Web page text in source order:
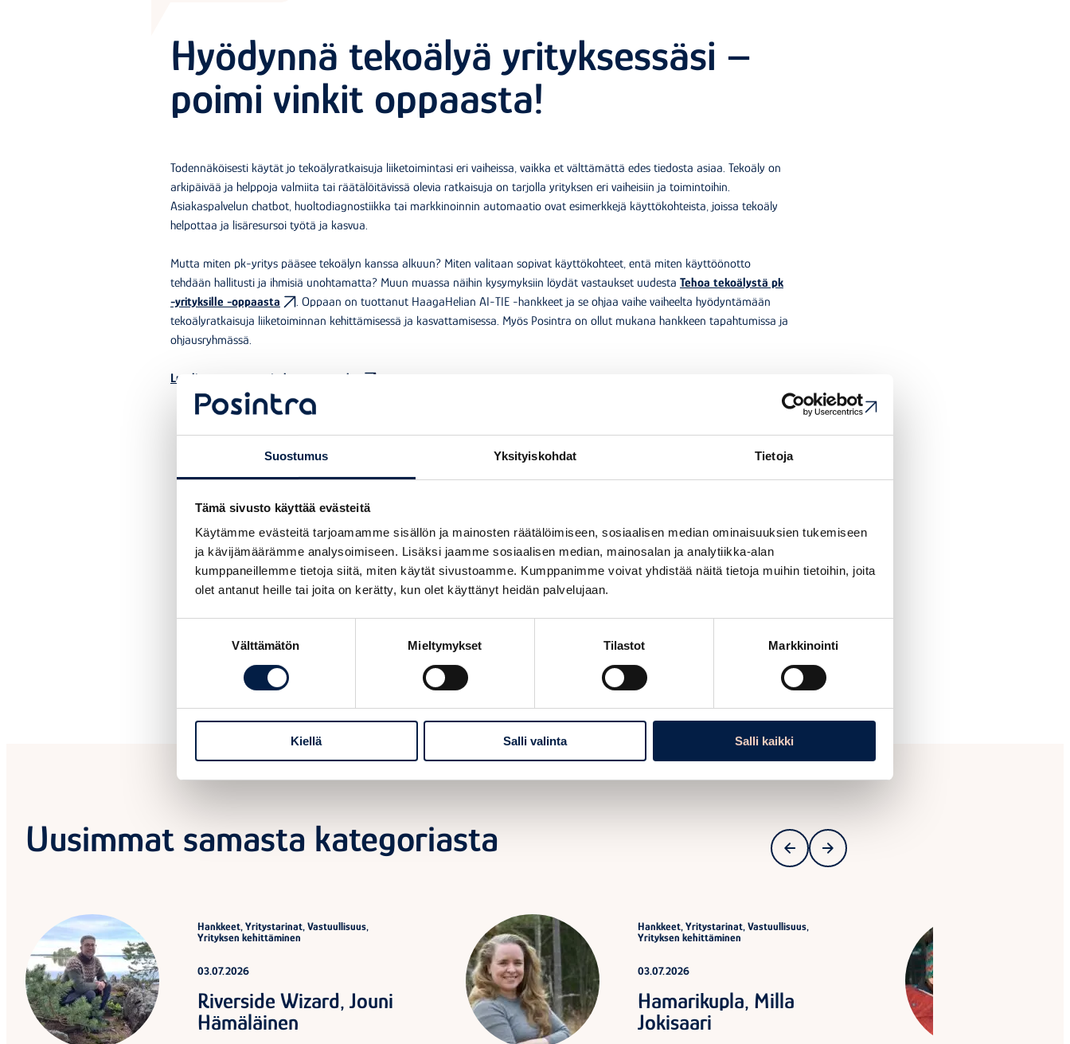
Suostumus Yksityiskohdat Tietoja
Tämä sivusto käyttää evästeitä
Käytämme evästeitä tarjoamamme sisällön ja mainosten räätälöimiseen, sosiaalisen median ominaisuuksien tukemiseen
ja kävijämäärämme analysoimiseen. Lisäksi jaamme sosiaalisen median, mainosalan ja analytiikka-alan
kumppaneillemme tietoja siitä, miten käytät sivustoamme. Kumppanimme voivat yhdistää näitä tietoja muihin tietoihin, joita
olet antanut heille tai joita on kerätty, kun olet käyttänyt heidän palvelujaan.
Välttämätön Mieltymykset Tilastot Markkinointi
Kiellä Salli valinta Salli kaikki
Hyödynnä tekoälyä yrityksessäsi –
poimi vinkit oppaasta!
Todennäköisesti käytät jo tekoälyratkaisuja liiketoimintasi eri vaiheissa, vaikka et välttämättä edes tiedosta asiaa. Tekoäly on
arkipäivää ja helppoja valmiita tai räätälöitävissä olevia ratkaisuja on tarjolla yrityksen eri vaiheisiin ja toimintoihin.
Asiakaspalvelun chatbot, huoltodiagnostiikka tai markkinoinnin automaatio ovat esimerkkejä käyttökohteista, joissa tekoäly
helpottaa ja lisäresursoi työtä ja kasvua.
Mutta miten pk-yritys pääsee tekoälyn kanssa alkuun? Miten valitaan sopivat käyttökohteet, entä miten käyttöönotto
tehdään hallitusti ja ihmisiä unohtamatta? Muun muassa näihin kysymyksiin löydät vastaukset uudesta Tehoa tekoälystä pk
-yrityksille -oppaasta
. Oppaan on tuottanut HaagaHelian AI-TIE -hankkeet ja se ohjaa vaihe vaiheelta hyödyntämään
tekoälyratkaisuja liiketoiminnan kehittämisessä ja kasvattamisessa. Myös Posintra on ollut mukana hankkeen tapahtumissa ja
ohjausryhmässä.
Lue lisää oppaasta ja lataa se täältä
Uusimmat samasta kategoriasta
Hankkeet, Yritystarinat, Vastuullisuus,
Yrityksen kehittäminen
03.07.2026
Riverside Wizard, Jouni
Hämäläinen
Hankkeet, Yritystarinat, Vastuullisuus,
Yrityksen kehittäminen
03.07.2026
Hamarikupla, Milla
Jokisaari